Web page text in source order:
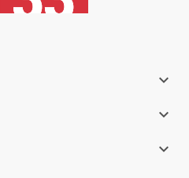


